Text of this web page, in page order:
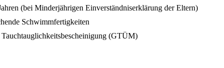
(bei Minderjährigen Einverständniserklärung der Eltern)
Schwimmfertigkeiten
(GTÜM)